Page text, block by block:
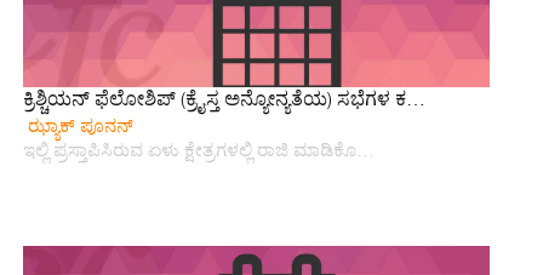
ಕ್ರಿಶ್ಚಿಯನ್ ಫೆಲೋಶಿಪ್ (ಕ್ರೈಸ್ತ ಅನ್ಯೋನ್ಯತೆಯ) ಸಭೆಗಳ ಕ…
ಝ್ಯಾಕ್ ಪೂನನ್
ಇಲ್ಲಿ ಪ್ರಸ್ತಾಪಿಸಿರುವ ಏಳು ಕ್ಷೇತ್ರಗಳಲ್ಲಿ ರಾಜಿ ಮಾಡಿಕೊ…